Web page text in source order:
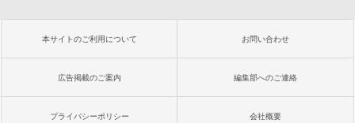
本サイトのご利用について お問い合わせ
広告掲載のご案内 編集部へのご連絡
プライバシーポリシー 会社概要